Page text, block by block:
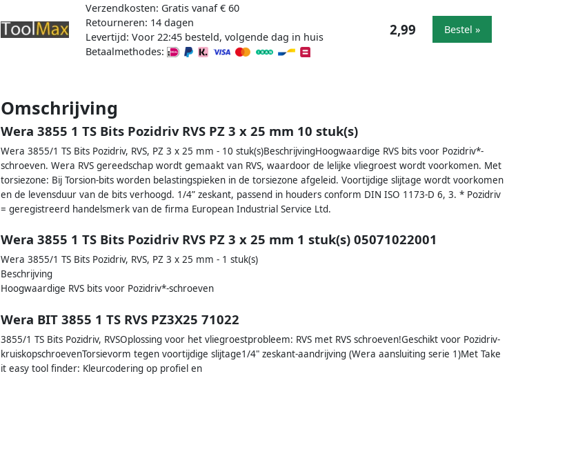
Verzendkosten: Gratis vanaf € 60
Retourneren: 14 dagen
Levertijd: Voor 22:45 besteld, volgende dag in huis
Betaalmethodes:
2,99 Bestel »
Omschrijving
Wera 3855 1 TS Bits Pozidriv RVS PZ 3 x 25 mm 10 stuk(s)
Wera 3855/1 TS Bits Pozidriv, RVS, PZ 3 x 25 mm - 10 stuk(s)BeschrijvingHoogwaardige RVS bits voor Pozidriv*-
schroeven. Wera RVS gereedschap wordt gemaakt van RVS, waardoor de lelijke vliegroest wordt voorkomen. Met
torsiezone: Bij Torsion-bits worden belastingspieken in de torsiezone afgeleid. Voortijdige slijtage wordt voorkomen
en de levensduur van de bits verhoogd. 1/4” zeskant, passend in houders conform DIN ISO 1173-D 6, 3. * Pozidriv
= geregistreerd handelsmerk van de firma European Industrial Service Ltd.
Wera 3855 1 TS Bits Pozidriv RVS PZ 3 x 25 mm 1 stuk(s) 05071022001
Wera 3855/1 TS Bits Pozidriv, RVS, PZ 3 x 25 mm - 1 stuk(s)
Beschrijving
Hoogwaardige RVS bits voor Pozidriv*-schroeven
Wera BIT 3855 1 TS RVS PZ3X25 71022
3855/1 TS Bits Pozidriv, RVSOplossing voor het vliegroestprobleem: RVS met RVS schroeven!Geschikt voor Pozidriv-
kruiskopschroevenTorsievorm tegen voortijdige slijtage1/4" zeskant-aandrijving (Wera aansluiting serie 1)Met Take
it easy tool finder: Kleurcodering op profiel en